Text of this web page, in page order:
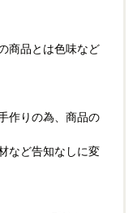
商品とは色味など
作りの為、商品の
など告知なしに変